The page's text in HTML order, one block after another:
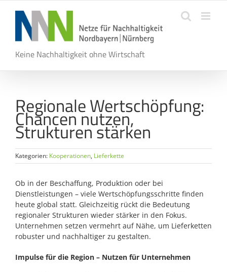
springen
Keine Nachhaltigkeit ohne Wirtschaft
Regionale Wertschöpfung:
Chancen nutzen,
Strukturen stärken
Kategorien: Kooperationen, Lieferkette
Ob in der Beschaffung, Produktion oder bei
Dienstleistungen – viele Wertschöpfungsschritte finden
heute global statt. Gleichzeitig rückt die Bedeutung
regionaler Strukturen wieder stärker in den Fokus.
Unternehmen setzen vermehrt auf Nähe, um Lieferketten
robuster und nachhaltiger zu gestalten.
Impulse für die Region – Nutzen für Unternehmen